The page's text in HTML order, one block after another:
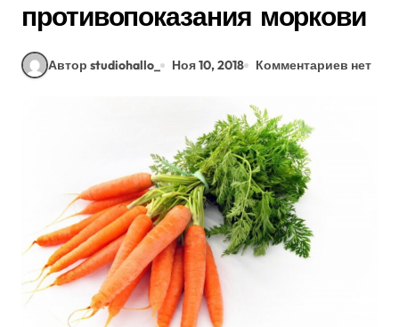
противопоказания моркови
Автор studiohallo_ Ноя 10, 2018 Комментариев нет